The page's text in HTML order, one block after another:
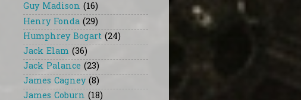
Guy Madison (16)
Henry Fonda (29)
Humphrey Bogart (24)
Jack Elam (36)
Jack Palance (23)
James Cagney (8)
James Coburn (18)